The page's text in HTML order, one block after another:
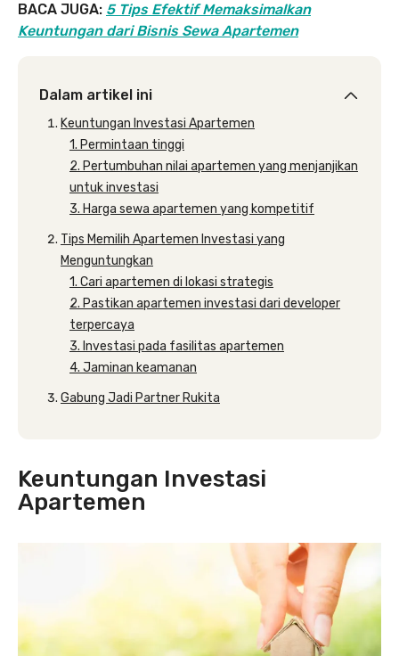
BACA JUGA: 5 Tips Efektif Memaksimalkan
Keuntungan dari Bisnis Sewa Apartemen
Dalam artikel ini
Keuntungan Investasi Apartemen
1. Permintaan tinggi
2. Pertumbuhan nilai apartemen yang menjanjikan
untuk investasi
3. Harga sewa apartemen yang kompetitif
Tips Memilih Apartemen Investasi yang
Menguntungkan
1. Cari apartemen di lokasi strategis
2. Pastikan apartemen investasi dari developer
terpercaya
3. Investasi pada fasilitas apartemen
4. Jaminan keamanan
Gabung Jadi Partner Rukita
Keuntungan Investasi
Apartemen